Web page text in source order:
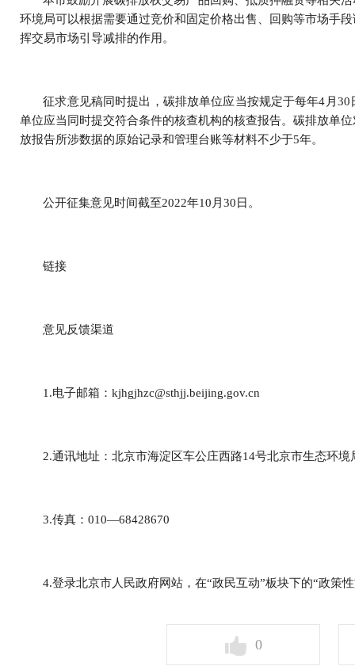
环境局可以根据需要通过竞价和固定价格出售、回购等市场手
挥交易市场引导减排的作用。
征求意见稿同时提出，碳排放单位应当按规定于每年4月
单位应当同时提交符合条件的核查机构的核查报告。碳排放单
放报告所涉数据的原始记录和管理台账等材料不少于5年。
公开征集意见时间截至2022年10月30日。
链接
意见反馈渠道
1.电子邮箱：kjhgjhzc@sthjj.beijing.gov.cn
2.通讯地址：北京市海淀区车公庄西路14号北京市生态环
3.传真：010—68428670
4.登录北京市人民政府网站，在“政民互动”板块下的“政策
0